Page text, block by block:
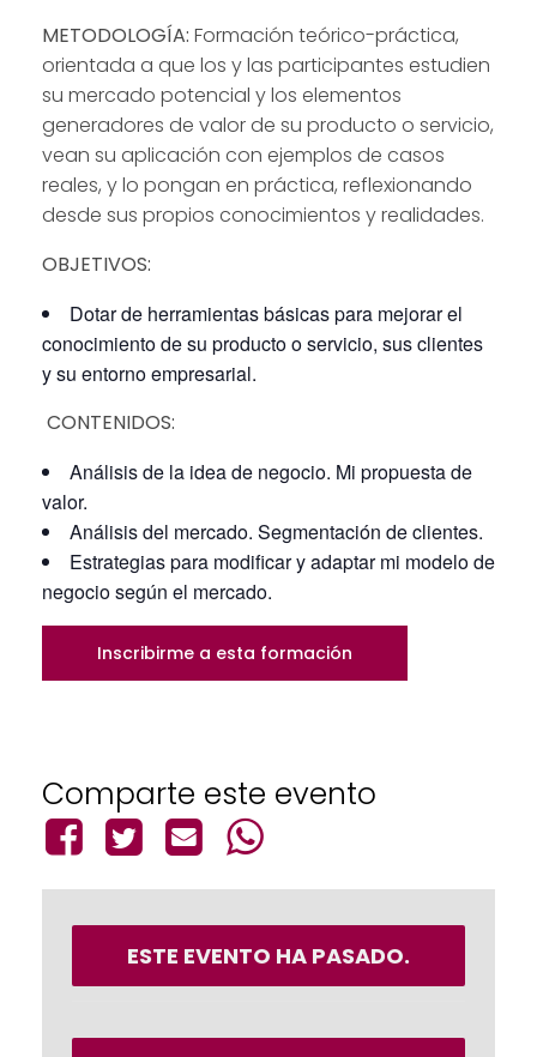
METODOLOGÍA: Formación teórico-práctica,
orientada a que los y las participantes estudien
su mercado potencial y los elementos
generadores de valor de su producto o servicio,
vean su aplicación con ejemplos de casos
reales, y lo pongan en práctica, reflexionando
desde sus propios conocimientos y realidades.
OBJETIVOS:
Dotar de herramientas básicas para mejorar el
conocimiento de su producto o servicio, sus clientes
y su entorno empresarial.
CONTENIDOS:
Análisis de la idea de negocio. Mi propuesta de
valor.
Análisis del mercado. Segmentación de clientes.
Estrategias para modificar y adaptar mi modelo de
negocio según el mercado.
Inscribirme a esta formación
Comparte este evento
ESTE EVENTO HA PASADO.